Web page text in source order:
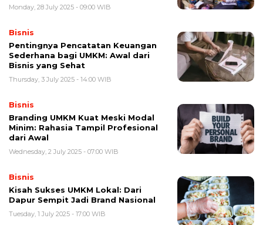
Monday, 28 July 2025 - 09:00 WIB
Bisnis
Pentingnya Pencatatan Keuangan
Sederhana bagi UMKM: Awal dari
Bisnis yang Sehat
Thursday, 3 July 2025 - 14:00 WIB
Bisnis
Branding UMKM Kuat Meski Modal
Minim: Rahasia Tampil Profesional
dari Awal
Wednesday, 2 July 2025 - 07:00 WIB
Bisnis
Kisah Sukses UMKM Lokal: Dari
Dapur Sempit Jadi Brand Nasional
Tuesday, 1 July 2025 - 17:00 WIB